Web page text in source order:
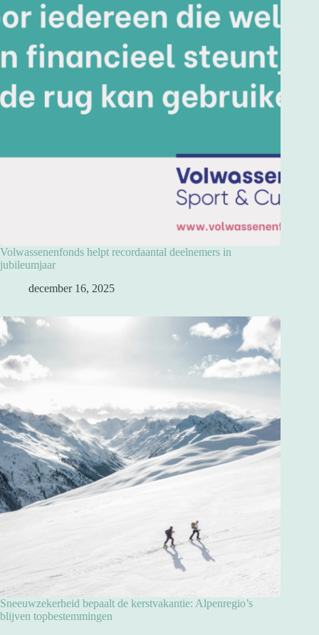
Volwassenenfonds helpt recordaantal deelnemers in
jubileumjaar
december 16, 2025
Sneeuwzekerheid bepaalt de kerstvakantie: Alpenregio’s
blijven topbestemmingen